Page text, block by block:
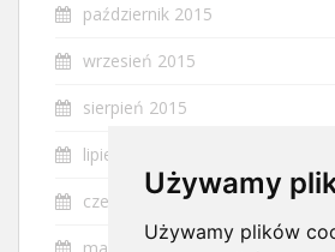
Używamy
Używamy plików
październik 2015
wrzesień 2015
sierpień 2015
lipiec 2015
czerwiec 2015